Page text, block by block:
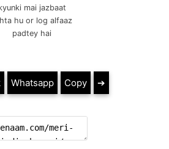
mai jazbaat
hu or log alfaaz
padtey hai
Whatsapp Copy ➔